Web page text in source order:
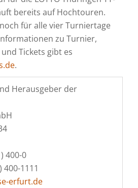
bereits auf Hochtouren.
für alle vier Turniertage
zu Turnier,
Tickets gibt es
.
Herausgeber der
400-0
400-1111
erfurt.de